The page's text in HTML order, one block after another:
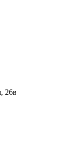
26в